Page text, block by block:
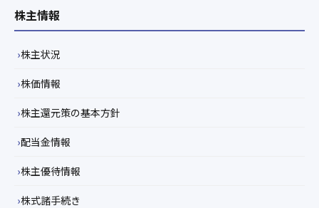
株主情報
株主状況
株価情報
株主還元策の基本方針
配当金情報
株主優待情報
株式諸手続き